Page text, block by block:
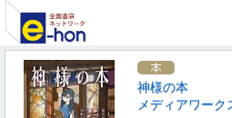
神様の本
メディアワー